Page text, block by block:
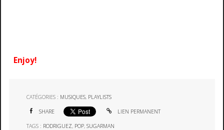
Enjoy!
CATÉGORIES : MUSIQUES, PLAYLISTS
SHARE LIEN PERMANENT
TAGS : RODRIGUEZ, POP,SUGARMAN